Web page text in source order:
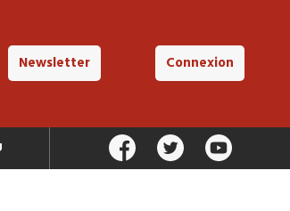
Newsletter Connexion